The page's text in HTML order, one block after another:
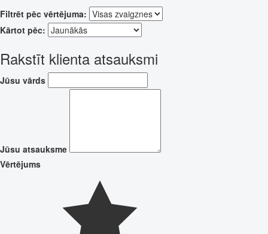
Filtrēt pēc vērtējuma:
Kārtot pēc:
Rakstīt klienta atsauksmi
Jūsu vārds
Jūsu atsauksme
Vērtējums